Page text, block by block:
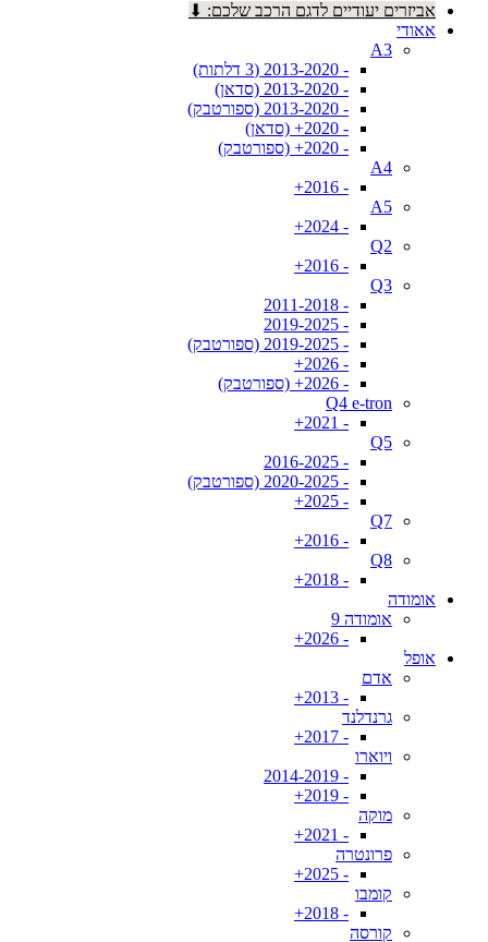
אביזרים יעודיים לדגם הרכב שלכם: ⬇
אאודי
A3
- 2013-2020 (3 דלתות)
- 2013-2020 (סדאן)
- 2013-2020 (ספורטבק)
- 2020+ (סדאן)
- 2020+ (ספורטבק)
A4
- 2016+
A5
- 2024+
Q2
- 2016+
Q3
- 2011-2018
- 2019-2025
- 2019-2025 (ספורטבק)
- 2026+
- 2026+ (ספורטבק)
Q4 e-tron
- 2021+
Q5
- 2016-2025
- 2020-2025 (ספורטבק)
- 2025+
Q7
- 2016+
Q8
- 2018+
אומודה
אומודה 9
- 2026+
אופל
אדם
- 2013+
גרנדלנד
- 2017+
ויוארו
- 2014-2019
- 2019+
מוקה
- 2021+
פרונטרה
- 2025+
קומבו
- 2018+
קורסה